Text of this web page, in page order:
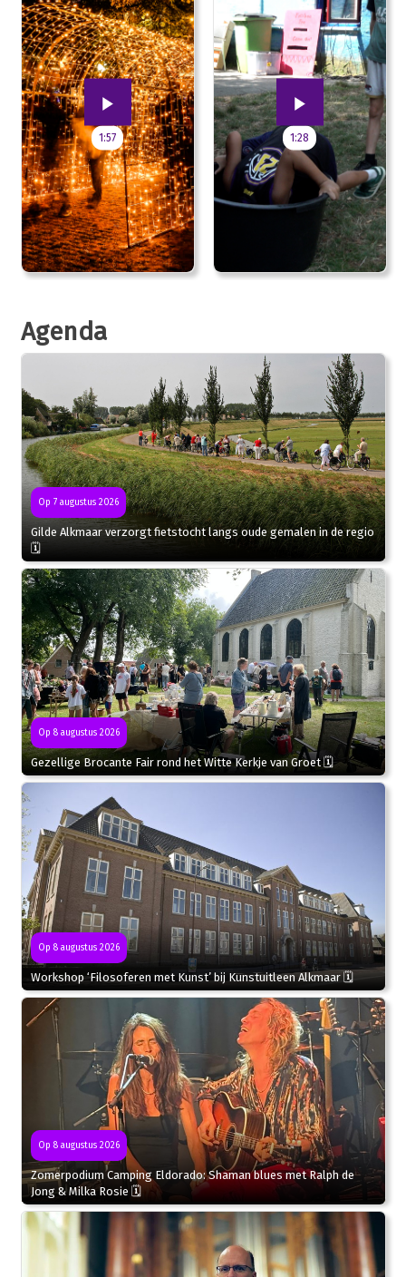
1:57 1:28
Agenda
Op 7 augustus 2026
Gilde Alkmaar verzorgt fietstocht langs oude gemalen in de regio
🗓
Op 8 augustus 2026
Gezellige Brocante Fair rond het Witte Kerkje van Groet 🗓
Op 8 augustus 2026
Workshop ‘Filosoferen met Kunst’ bij Kunstuitleen Alkmaar 🗓
Op 8 augustus 2026
Zomerpodium Camping Eldorado: Shaman blues met Ralph de
Jong & Milka Rosie 🗓